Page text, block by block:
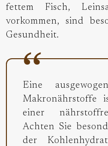
fettem Fisch,
vorkommen, sind
Gesundheit.
Eine
Makronährstoffe
einer
Achten Sie
der